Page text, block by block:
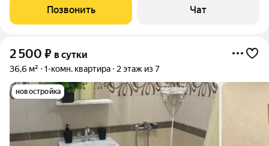
территория, вместительная парковка безупречная чистота,
современный
Позвонить Чат
2 500 ₽ в сутки
36,6 м² 1-комн. квартира 2 этаж из 7
новостройка